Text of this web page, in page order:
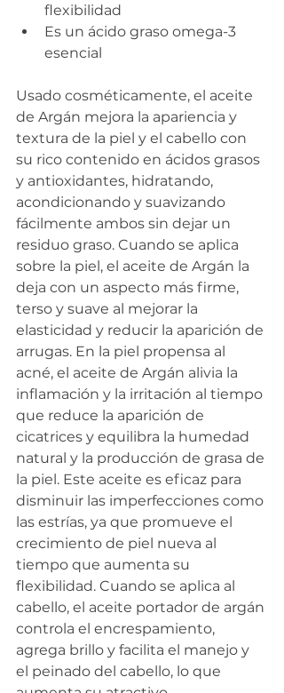
flexibilidad
Es un ácido graso omega-3
esencial
Usado cosméticamente, el aceite
de Argán mejora la apariencia y
textura de la piel y el cabello con
su rico contenido en ácidos grasos
y antioxidantes, hidratando,
acondicionando y suavizando
fácilmente ambos sin dejar un
residuo graso. Cuando se aplica
sobre la piel, el aceite de Argán la
deja con un aspecto más firme,
terso y suave al mejorar la
elasticidad y reducir la aparición de
arrugas. En la piel propensa al
acné, el aceite de Argán alivia la
inflamación y la irritación al tiempo
que reduce la aparición de
cicatrices y equilibra la humedad
natural y la producción de grasa de
la piel. Este aceite es eficaz para
disminuir las imperfecciones como
las estrías, ya que promueve el
crecimiento de piel nueva al
tiempo que aumenta su
flexibilidad. Cuando se aplica al
cabello, el aceite portador de argán
controla el encrespamiento,
agrega brillo y facilita el manejo y
el peinado del cabello, lo que